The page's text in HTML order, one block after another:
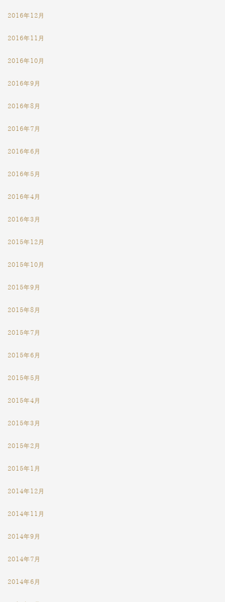
2016年12月
2016年11月
2016年10月
2016年9月
2016年8月
2016年7月
2016年6月
2016年5月
2016年4月
2016年3月
2015年12月
2015年10月
2015年9月
2015年8月
2015年7月
2015年6月
2015年5月
2015年4月
2015年3月
2015年2月
2015年1月
2014年12月
2014年11月
2014年9月
2014年7月
2014年6月